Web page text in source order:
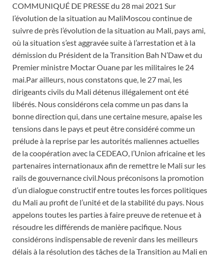
COMMUNIQUÉ DE PRESSE du 28 mai 2021 Sur
l’évolution de la situation au MaliMoscou continue de
suivre de près l’évolution de la situation au Mali, pays ami,
où la situation s’est aggravée suite à l’arrestation et à la
démission du Président de la Transition Bah N’Daw et du
Premier ministre Moctar Ouane par les militaires le 24
mai.Par ailleurs, nous constatons que, le 27 mai, les
dirigeants civils du Mali détenus illégalement ont été
libérés. Nous considérons cela comme un pas dans la
bonne direction qui, dans une certaine mesure, apaise les
tensions dans le pays et peut être considéré comme un
prélude à la reprise par les autorités maliennes actuelles
de la coopération avec la CEDEAO, l’Union africaine et les
partenaires internationaux afin de remettre le Mali sur les
rails de gouvernance civil.Nous préconisons la promotion
d’un dialogue constructif entre toutes les forces politiques
du Mali au profit de l’unité et de la stabilité du pays. Nous
appelons toutes les parties à faire preuve de retenue et à
résoudre les différends de manière pacifique. Nous
considérons indispensable de revenir dans les meilleurs
délais à la résolution des tâches de la Transition au Mali en